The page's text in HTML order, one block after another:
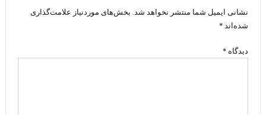
نشانی ایمیل شما منتشر نخواهد شد. بخش‌های موردنیاز علامت‌گذاری
شده‌اند*
دیدگاه *